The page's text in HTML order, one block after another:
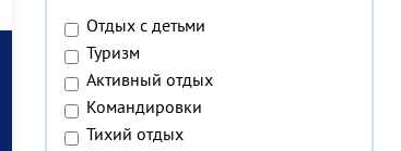
Отдых с детьми
Туризм
Активный отдых
Командировки
Тихий отдых